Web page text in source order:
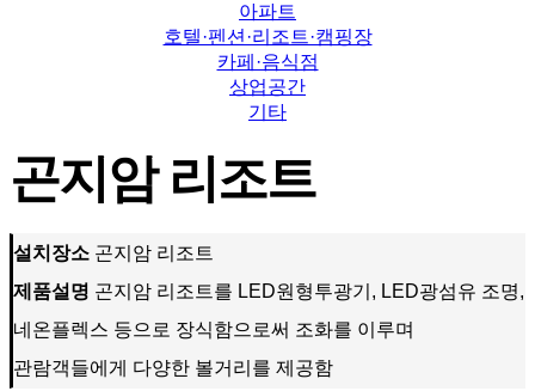
아파트
호텔·펜션·리조트·캠핑장
카페·음식점
상업공간
기타
곤지암 리조트
설치장소 곤지암 리조트
제품설명 곤지암 리조트를 LED원형투광기, LED광섬유 조명,
네온플렉스 등으로 장식함으로써 조화를 이루며
관람객들에게 다양한 볼거리를 제공함